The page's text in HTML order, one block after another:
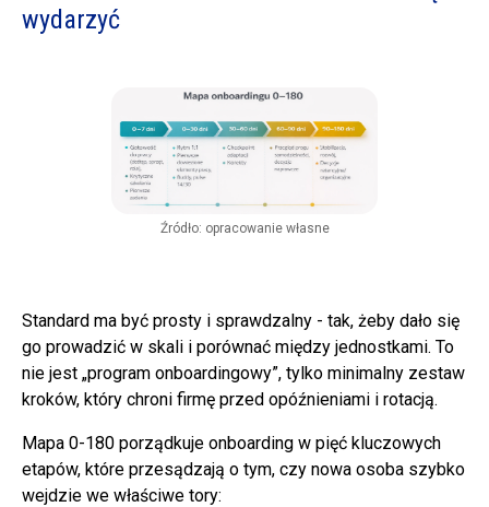
wydarzyć
Źródło: opracowanie własne
Standard ma być prosty i sprawdzalny - tak, żeby dało się
go prowadzić w skali i porównać między jednostkami. To
nie jest „program onboardingowy”, tylko minimalny zestaw
kroków, który chroni firmę przed opóźnieniami i rotacją.
Mapa 0-180 porządkuje onboarding w pięć kluczowych
etapów, które przesądzają o tym, czy nowa osoba szybko
wejdzie we właściwe tory: